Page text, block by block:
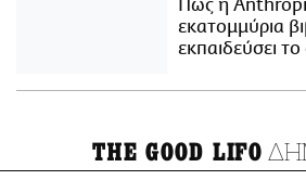
Πώς η
εκατομμύρια
εκπαιδεύσει
THE GOOD LIFO